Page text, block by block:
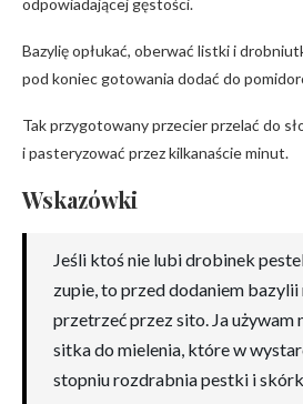
odpowiadającej gęstości.
Bazylię opłukać, oberwać listki i
pod koniec gotowania dodać do
Tak przygotowany przecier przelać do
i pasteryzować przez kilkanaście minut.
Wskazówki
Jeśli ktoś nie lubi drobinek
zupie, to przed dodaniem
przetrzeć przez sito. Ja używam
sitka do mielenia, które w
stopniu rozdrabnia pestki i